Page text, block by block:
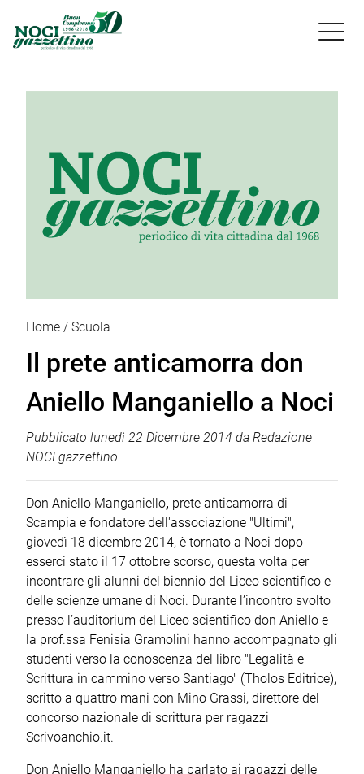

Home Scuola
Il prete anticamorra don
Aniello Manganiello a Noci
Pubblicato lunedì 22 Dicembre 2014 da Redazione
NOCI gazzettino
Don Aniello Manganiello, prete anticamorra di
Scampia e fondatore dell'associazione "Ultimi",
giovedì 18 dicembre 2014, è tornato a Noci dopo
esserci stato il 17 ottobre scorso, questa volta per
incontrare gli alunni del biennio del Liceo scientifico e
delle scienze umane di Noci. Durante l’incontro svolto
presso l’auditorium del Liceo scientifico don Aniello e
la prof.ssa Fenisia Gramolini hanno accompagnato gli
studenti verso la conoscenza del libro "Legalità e
Scrittura in cammino verso Santiago" (Tholos Editrice),
scritto a quattro mani con Mino Grassi, direttore del
concorso nazionale di scrittura per ragazzi
Scrivoanchio.it.
Don Aniello Manganiello ha parlato ai ragazzi delle